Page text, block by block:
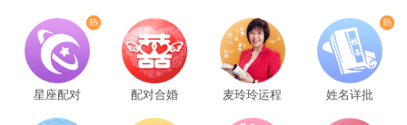
话题失去兴趣而迅速转移到另一个话题上，
导致交流难以深入。这种行为虽然能够保持
聊天的趣味性和多样性，但也可能让对方感
星座配对 配对合婚 麦玲玲运程 姓名详批